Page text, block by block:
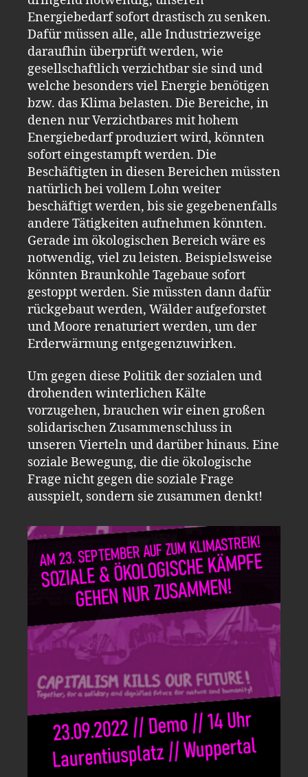
Energiebedarf sofort drastisch zu senken.
Dafür müssen alle, alle Industriezweige
daraufhin überprüft werden, wie
gesellschaftlich verzichtbar sie sind und
welche besonders viel Energie benötigen
bzw. das Klima belasten. Die Bereiche, in
denen nur Verzichtbares mit hohem
Energiebedarf produziert wird, könnten
sofort eingestampft werden. Die
Beschäftigten in diesen Bereichen müssten
natürlich bei vollem Lohn weiter
beschäftigt werden, bis sie gegebenenfalls
andere Tätigkeiten aufnehmen könnten.
Gerade im ökologischen Bereich wäre es
notwendig, viel zu leisten. Beispielsweise
könnten Braunkohle Tagebaue sofort
gestoppt werden. Sie müssten dann dafür
rückgebaut werden, Wälder aufgeforstet
und Moore renaturiert werden, um der
Erderwärmung entgegenzuwirken.
Um gegen diese Politik der sozialen und
drohenden winterlichen Kälte
vorzugehen, brauchen wir einen großen
solidarischen Zusammenschluss in
unseren Vierteln und darüber hinaus. Eine
soziale Bewegung, die die ökologische
Frage nicht gegen die soziale Frage
ausspielt, sondern sie zusammen denkt!